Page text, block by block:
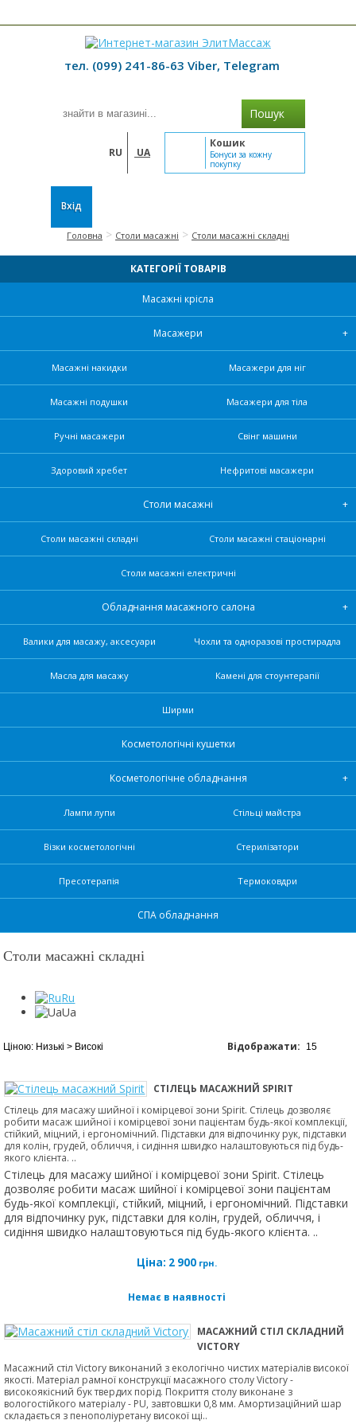
тел. (099) 241-86-63 Viber, Telegram
Пошук
RU UA
Кошик
Бонуси за кожну
покупку
Вхід
Головна > Столи масажні > Столи масажні складні
КАТЕГОРІЇ ТОВАРІВ
Масажні крісла
Масажери
Масажні накидки Масажери для ніг
Масажні подушки Масажери для тіла
Ручні масажери Свінг машини
Здоровий хребет Нефритові масажери
Столи масажні
Столи масажні складні Столи масажні стаціонарні
Столи масажні електричні
Обладнання масажного салона
Валики для масажу, аксесуари Чохли та одноразові простирадла
Масла для масажу Камені для стоунтерапії
Ширми
Косметологічні кушетки
Косметологічне обладнання
Лампи лупи Стільці майстра
Візки косметологічні Стерилізатори
Пресотерапія Термоковдри
СПА обладнання
Столи масажні складні
Ru
Ua
Відображати:
СТІЛЕЦЬ МАСАЖНИЙ SPIRIT
Стілець для масажу шийної і комірцевої зони Spirit. Стілець дозволяє
робити масаж шийної і комірцевої зони пацієнтам будь-якої комплекції,
стійкий, міцний, і ергономічний. Підставки для відпочинку рук, підставки
для колін, грудей, обличчя, і сидіння швидко налаштовуються під будь-
якого клієнта. ..
Стілець для масажу шийної і комірцевої зони Spirit. Стілець
дозволяє робити масаж шийної і комірцевої зони пацієнтам
будь-якої комплекції, стійкий, міцний, і ергономічний. Підставки
для відпочинку рук, підставки для колін, грудей, обличчя, і
сидіння швидко налаштовуються під будь-якого клієнта. ..
Ціна: 2 900 грн.
Немає в наявності
МАСАЖНИЙ СТІЛ СКЛАДНИЙ
VICTORY
Масажний стіл Victory виконаний з екологічно чистих матеріалів високої
якості. Матеріал рамної конструкції масажного столу Victory -
високоякісний бук твердих порід. Покриття столу виконане з
вологостійкого матеріалу - PU, завтовшки 0,8 мм. Амортизаційний шар
складається з пенополіуретану високої щі..